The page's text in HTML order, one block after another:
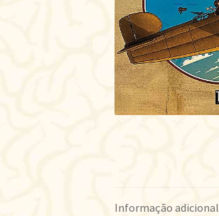
Informação adicional